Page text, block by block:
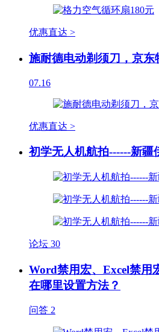
优惠直达 >
施耐德电动剃须刀，京东
07.16
优惠直达 >
初学无人机航拍------新疆
论坛 30
Word禁用宏、Excel禁用
在哪里设置方法？
问答 2